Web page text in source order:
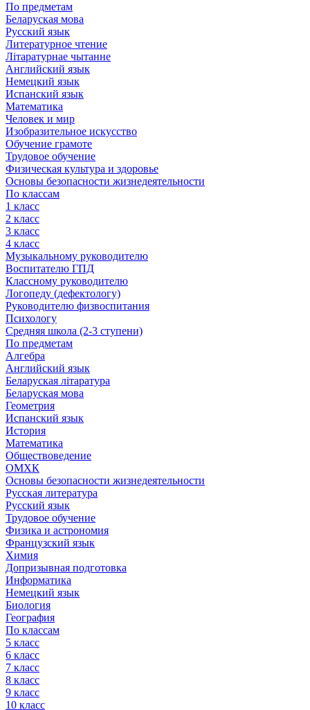
По предметам
Беларуская мова
Русский язык
Литературное чтение
Літаратурнае чытанне
Английский язык
Немецкий язык
Испанский язык
Математика
Человек и мир
Изобразительное искусство
Обучение грамоте
Трудовое обучение
Физическая культура и здоровье
Основы безопасности жизнедеятельности
По классам
1 класс
2 класс
3 класс
4 класс
Музыкальному руководителю
Воспитателю ГПД
Классному руководителю
Логопеду (дефектологу)
Руководителю физвоспитания
Психологу
Средняя школа (2-3 ступени)
По предметам
Алгебра
Английский язык
Беларуская літаратура
Беларуская мова
Геометрия
Испанский язык
История
Математика
Обществоведение
ОМХК
Основы безопасности жизнедеятельности
Русская литература
Русский язык
Трудовое обучение
Физика и астрономия
Французский язык
Химия
Допризывная подготовка
Информатика
Немецкий язык
Биология
География
По классам
5 класс
6 класс
7 класс
8 класс
9 класс
10 класс